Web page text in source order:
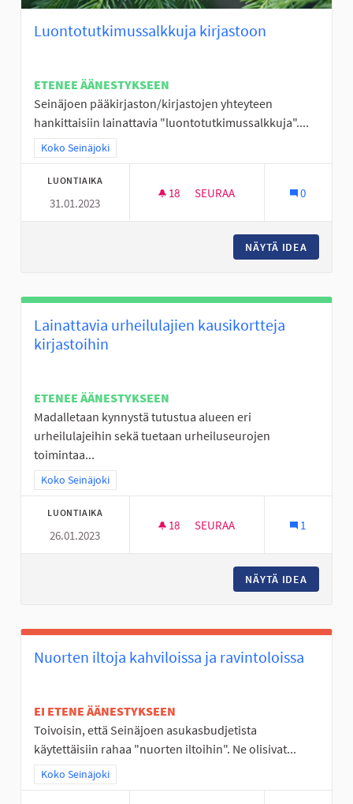
Luontotutkimussalkkuja kirjastoon
ETENEE ÄÄNESTYKSEEN
Seinäjoen pääkirjaston/kirjastojen yhteyteen
hankittaisiin lainattavia "luontotutkimussalkkuja"....
Rajaa tulokset teeman mukaan: Koko Seinäjoki
Koko Seinäjoki
LUONTIAIKA
31.01.2023
18 18 SEURAAJAA
SEURAA 0
NÄYTÄ IDEA
Lainattavia urheilulajien kausikortteja
kirjastoihin
ETENEE ÄÄNESTYKSEEN
Madalletaan kynnystä tutustua alueen eri
urheilulajeihin sekä tuetaan urheiluseurojen
toimintaa...
Rajaa tulokset teeman mukaan: Koko Seinäjoki
Koko Seinäjoki
LUONTIAIKA
26.01.2023
18 18 SEURAAJAA
SEURAA 1
NÄYTÄ IDEA
Nuorten iltoja kahviloissa ja ravintoloissa
EI ETENE ÄÄNESTYKSEEN
Toivoisin, että Seinäjoen asukasbudjetista
käytettäisiin rahaa "nuorten iltoihin". Ne olisivat...
Rajaa tulokset teeman mukaan: Koko Seinäjoki
Koko Seinäjoki